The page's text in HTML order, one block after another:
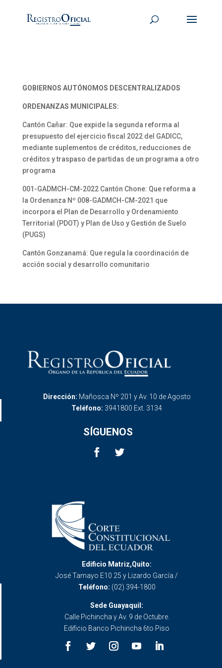
GOBIERNOS AUTÓNOMOS DESCENTRALIZADOS
ORDENANZAS MUNICIPALES:
Cantón Cañar: Que expide la segunda reforma al
presupuesto del ejercicio fiscal 2022 del GADICC,
mediante suplementos de créditos, reducciones de
créditos y traspaso de partidas de un programa a otro
programa
001-GADMCH-CM-2022 Cantón Chone: Que reforma a
la Ordenanza Nº 008-GADMCH-CM-2021 que
incorpora el Plan de Desarrollo y Ordenamiento
Territorial (PDOT) y Plan de Uso y Gestión de Suelo
(PUGS)
Cantón Gonzanamá: Que regula la coordinación de
acción social y desarrollo comunitario
Dirección: Mañosca Nº 201 y Av. 10 de Agosto
Teléfono: 3941800 Ext. 3134
SÍGUENOS
Edificio Matriz,Quito:
José Tamayo E10 25 y Lizardo García /
Teléfono: (02) 394-1800
Sede Guayaquil:
Calle Pichincha y Av. 9 de Octubre.
Edificio Banco Pichincha 6to Piso